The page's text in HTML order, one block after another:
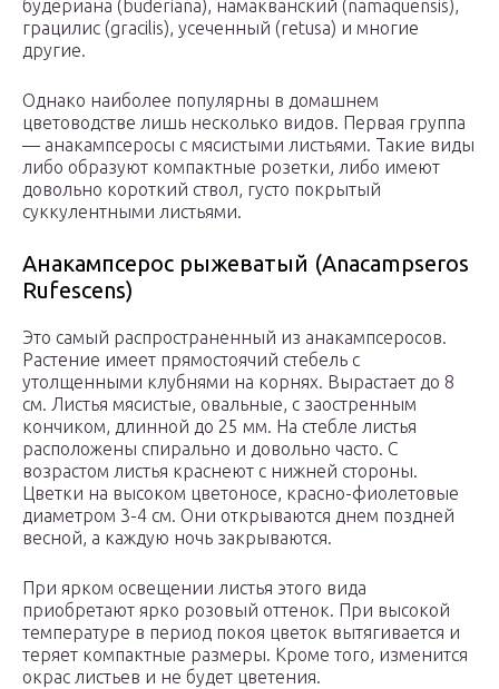
будериана (buderiana), намакванский (namaquensis),
грацилис (gracilis), усеченный (retusa) и многие
другие.
Однако наиболее популярны в домашнем
цветоводстве лишь несколько видов. Первая группа
— анакампсеросы с мясистыми листьями. Такие виды
либо образуют компактные розетки, либо имеют
довольно короткий ствол, густо покрытый
суккулентными листьями.
Анакампсерос рыжеватый (Anacampseros
Rufescens)
Это самый распространенный из анакампсеросов.
Растение имеет прямостоячий стебель с
утолщенными клубнями на корнях. Вырастает до 8
см. Листья мясистые, овальные, с заостренным
кончиком, длинной до 25 мм. На стебле листья
расположены спирально и довольно часто. С
возрастом листья краснеют с нижней стороны.
Цветки на высоком цветоносе, красно-фиолетовые
диаметром 3-4 см. Они открываются днем поздней
весной, а каждую ночь закрываются.
При ярком освещении листья этого вида
приобретают ярко розовый оттенок. При высокой
температуре в период покоя цветок вытягивается и
теряет компактные размеры. Кроме того, изменится
окрас листьев и не будет цветения.